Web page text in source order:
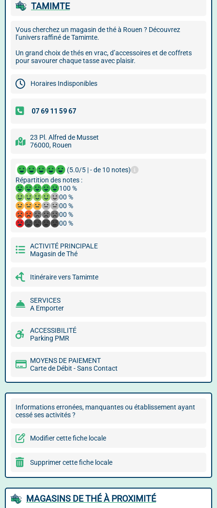
TAMIMTE
Vous cherchez un magasin de thé à Rouen ? Découvrez
l’univers raffiné de Tamimte.
Un grand choix de thés en vrac, d’accessoires et de coffrets
pour savourer chaque tasse avec plaisir.
Horaires Indisponibles
23 Pl. Alfred de Musset
76000, Rouen
(5.0/5 | - de 10 notes)
Répartition des notes :
100 %
00 %
00 %
00 %
00 %
ACTIVITÉ PRINCIPALE
Magasin de Thé
Itinéraire vers Tamimte
SERVICES
A Emporter
ACCESSIBILITÉ
Parking PMR
MOYENS DE PAIEMENT
Carte de Débit - Sans Contact
Informations erronées, manquantes ou établissement ayant
cessé ses activités ?
Modifier cette fiche locale
Supprimer cette fiche locale
MAGASINS DE THÉ À PROXIMITÉ